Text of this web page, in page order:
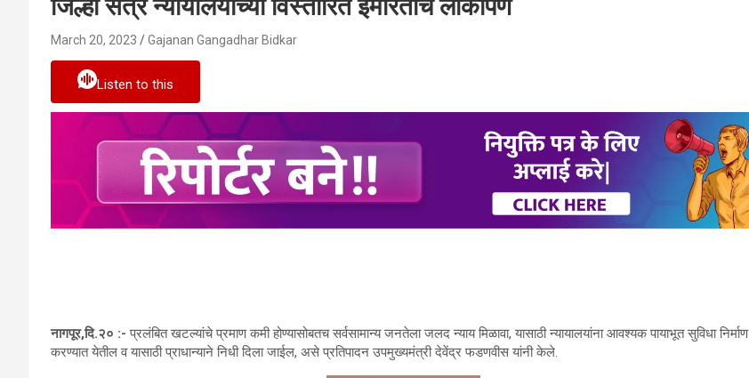
जिल्हा सत्र न्यायालयाच्या विस्तारित इमारतीचे लोकार्पण
March 20, 2023 Gajanan Gangadhar Bidkar
Listen to this
नागपूर,दि.२० :- प्रलंबित खटल्यांचे प्रमाण कमी होण्यासोबतच सर्वसामान्य जनतेला जलद न्याय मिळावा, यासाठी न्यायालयांना आवश्यक पायाभूत सुविधा निर्माण
करण्यात येतील व यासाठी प्राधान्याने निधी दिला जाईल, असे प्रतिपादन उपमुख्यमंत्री देवेंद्र फडणवीस यांनी केले.